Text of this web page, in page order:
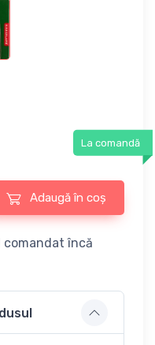
La comandă
Adaugă în coș
încă